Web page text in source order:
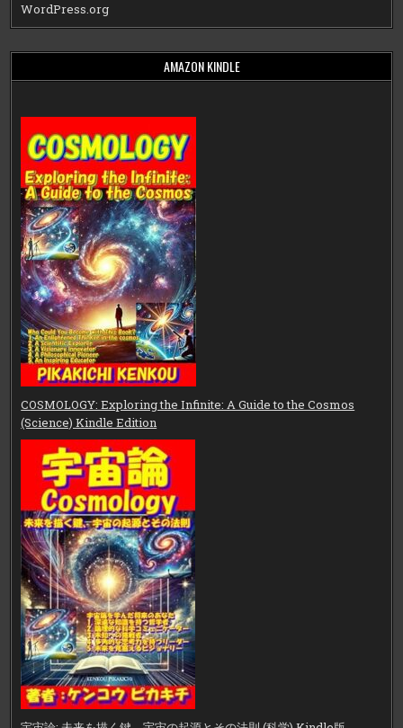
WordPress.org
AMAZON KINDLE
COSMOLOGY: Exploring the Infinite: A Guide to the Cosmos
(Science) Kindle Edition